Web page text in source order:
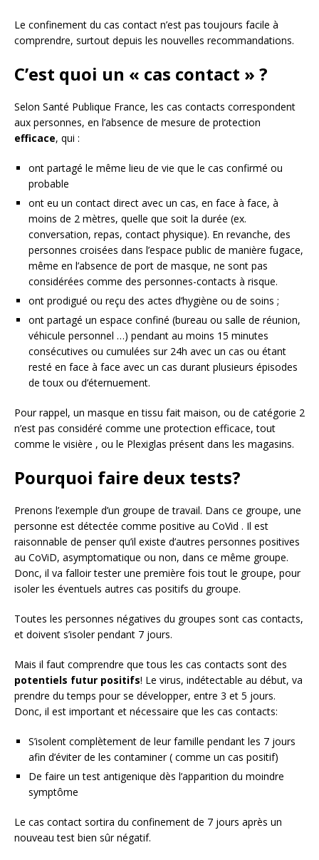
Le confinement du cas contact n’est pas toujours facile à
comprendre, surtout depuis les nouvelles recommandations.
C’est quoi un « cas contact » ?
Selon Santé Publique France, les cas contacts correspondent
aux personnes, en l’absence de mesure de protection
efficace, qui :
ont partagé le même lieu de vie que le cas confirmé ou
probable
ont eu un contact direct avec un cas, en face à face, à
moins de 2 mètres, quelle que soit la durée (ex.
conversation, repas, contact physique). En revanche, des
personnes croisées dans l’espace public de manière fugace,
même en l’absence de port de masque, ne sont pas
considérées comme des personnes-contacts à risque.
ont prodigué ou reçu des actes d’hygiène ou de soins ;
ont partagé un espace confiné (bureau ou salle de réunion,
véhicule personnel …) pendant au moins 15 minutes
consécutives ou cumulées sur 24h avec un cas ou étant
resté en face à face avec un cas durant plusieurs épisodes
de toux ou d’éternuement.
Pour rappel, un masque en tissu fait maison, ou de catégorie 2
n’est pas considéré comme une protection efficace, tout
comme le visière , ou le Plexiglas présent dans les magasins.
Pourquoi faire deux tests?
Prenons l’exemple d’un groupe de travail. Dans ce groupe, une
personne est détectée comme positive au CoVid . Il est
raisonnable de penser qu’il existe d’autres personnes positives
au CoViD, asymptomatique ou non, dans ce même groupe.
Donc, il va falloir tester une première fois tout le groupe, pour
isoler les éventuels autres cas positifs du groupe.
Toutes les personnes négatives du groupes sont cas contacts,
et doivent s’isoler pendant 7 jours.
Mais il faut comprendre que tous les cas contacts sont des
potentiels futur positifs! Le virus, indétectable au début, va
prendre du temps pour se développer, entre 3 et 5 jours.
Donc, il est important et nécessaire que les cas contacts:
S’isolent complètement de leur famille pendant les 7 jours
afin d’éviter de les contaminer ( comme un cas positif)
De faire un test antigenique dès l’apparition du moindre
symptôme
Le cas contact sortira du confinement de 7 jours après un
nouveau test bien sûr négatif.